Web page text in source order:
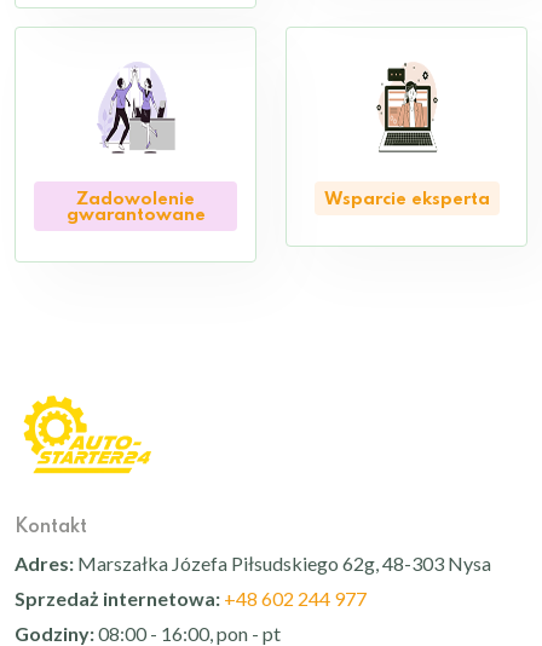
Zadowolenie
gwarantowane
Wsparcie eksperta
Kontakt
Adres: Marszałka Józefa Piłsudskiego 62g, 48-303 Nysa
Sprzedaż internetowa: +48 602 244 977
Godziny:08:00 - 16:00, pon - pt